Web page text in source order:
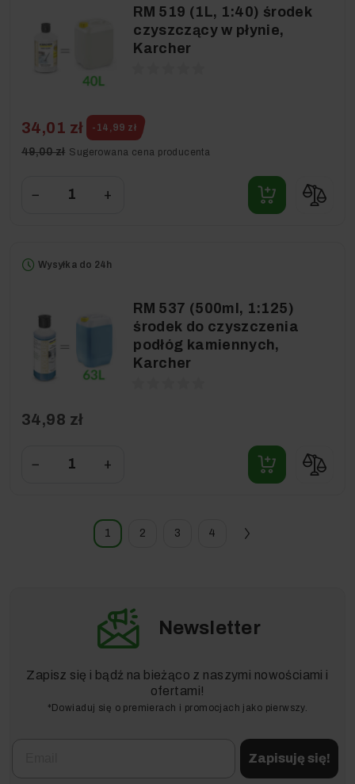
RM 519 (1L, 1:40) środek
czyszczący w płynie,
Karcher
34,01 zł -14,99 zł
49,00 zł Sugerowana cena producenta
− +
Wysyłka do 24h
RM 537 (500ml, 1:125)
środek do czyszczenia
podłóg kamiennych,
Karcher
34,98 zł
− +
1 2 3 4
Newsletter
Zapisz się i bądź na bieżąco z naszymi nowościami i
ofertami!
*Dowiaduj się o premierach i promocjach jako pierwszy.
Zapisuję się!